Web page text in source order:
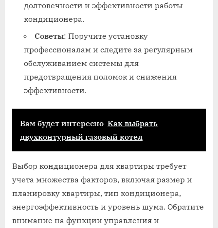
долговечности и эффективности работы
кондиционера.
Советы: Поручите установку
профессионалам и следите за регулярным
обслуживанием системы для
предотвращения поломок и снижения
эффективности.
Вам будет интересно Как выбрать
двухконтурный газовый котел
Выбор кондиционера для квартиры требует
учета множества факторов, включая размер и
планировку квартиры, тип кондиционера,
энергоэффективность и уровень шума. Обратите
внимание на функции управления и